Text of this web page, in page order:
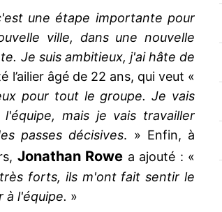
une étape importante pour
ville, dans une nouvelle
Je suis ambitieux, j'ai hâte de
l’ailier âgé de 22 ans, qui veut «
pour tout le groupe. Je vais
mais je vais travailler
passes décisives. » Enfin, à
Jonathan Rowe a ajouté : «
forts, ils m'ont fait sentir le
à l'équipe. »